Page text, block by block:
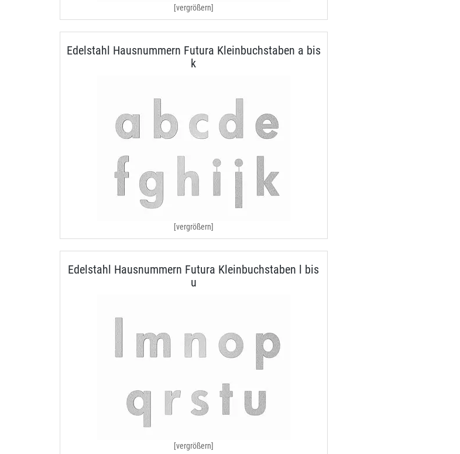
[vergrößern]
Edelstahl Hausnummern Futura Kleinbuchstaben a bis
k
[vergrößern]
Edelstahl Hausnummern Futura Kleinbuchstaben l bis
u
[vergrößern]